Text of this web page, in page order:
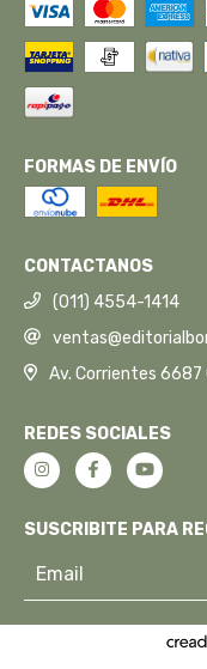
FORMAS DE ENVÍO
CONTACTANOS
(011) 4554-1414
Av. Corrientes 6687
REDES SOCIALES
SUSCRIBITE PARA